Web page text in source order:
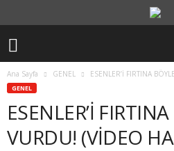
Ana Sayfa GENEL ESENLER’İ FIRTINA
GENEL
ESENLER’İ
VURDU! (VİDEO